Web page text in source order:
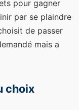
pour gagner
par se plaindre
de passer
mais a
choix